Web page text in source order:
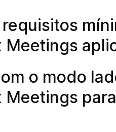
requisitos
Meetings
o modo
Meetings